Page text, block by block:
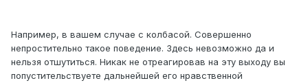
Например, в вашем случае с колбасой. Совершенно
непростительно такое поведение. Здесь невозможно да и
нельзя отшутиться. Никак не отреагировав на эту выходу вы
попустительствуете дальнейшей его нравственной